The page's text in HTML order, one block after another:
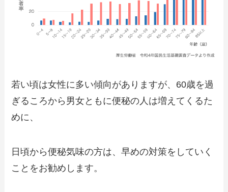
若い頃は女性に多い傾向がありますが、60歳を過
ぎるころから男女ともに便秘の人は増えてくるた
めに、
日頃から便秘気味の方は、早めの対策をしていく
ことをお勧めします。